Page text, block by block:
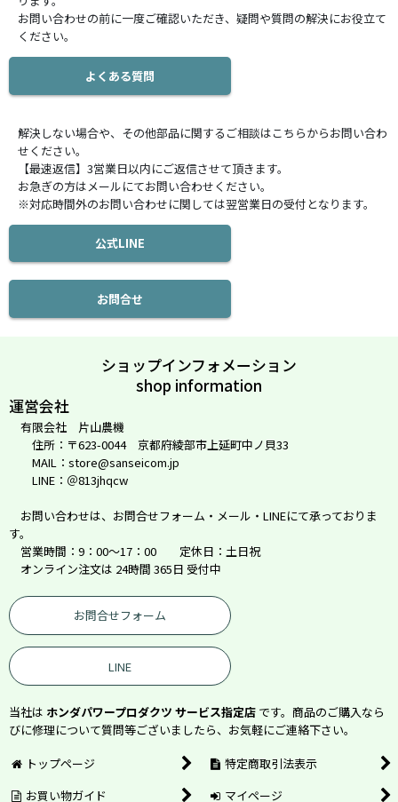
お問い合わせの前に一度ご確認いただき、疑問や質問の解決にお役立て
ください。
よくある質問
解決しない場合や、その他部品に関するご相談はこちらからお問い合わ
せください。
【最速返信】3営業日以内にご返信させて頂きます。
お急ぎの方はメールにてお問い合わせください。
※対応時間外のお問い合わせに関しては翌営業日の受付となります。
公式LINE
お問合せ
ショップインフォメーション
shop information
運営会社
有限会社 片山農機
住所：〒623-0044 京都府綾部市上延町中ノ貝33
MAIL：store@sanseicom.jp
LINE：＠813jhqcw
お問い合わせは、お問合せフォーム・メール・LINEにて承っておりま
す。
営業時間：9：00～17：00 定休日：土日祝
オンライン注文は 24時間 365日 受付中
お問合せフォーム
LINE
当社は ホンダパワープロダクツ サービス指定店 です。商品のご購入なら
びに修理について質問等ございましたら、お気軽にご連絡下さい。
トップページ
特定商取引法表示
お買い物ガイド
マイページ